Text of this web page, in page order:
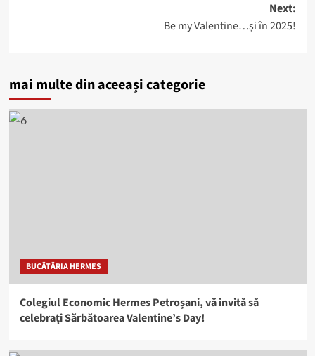
Next:
Be my Valentine…și în 2025!
mai multe din aceeași categorie
BUCĂTĂRIA HERMES
Colegiul Economic Hermes Petroșani, vă invită să
celebrați Sărbătoarea Valentine’s Day!